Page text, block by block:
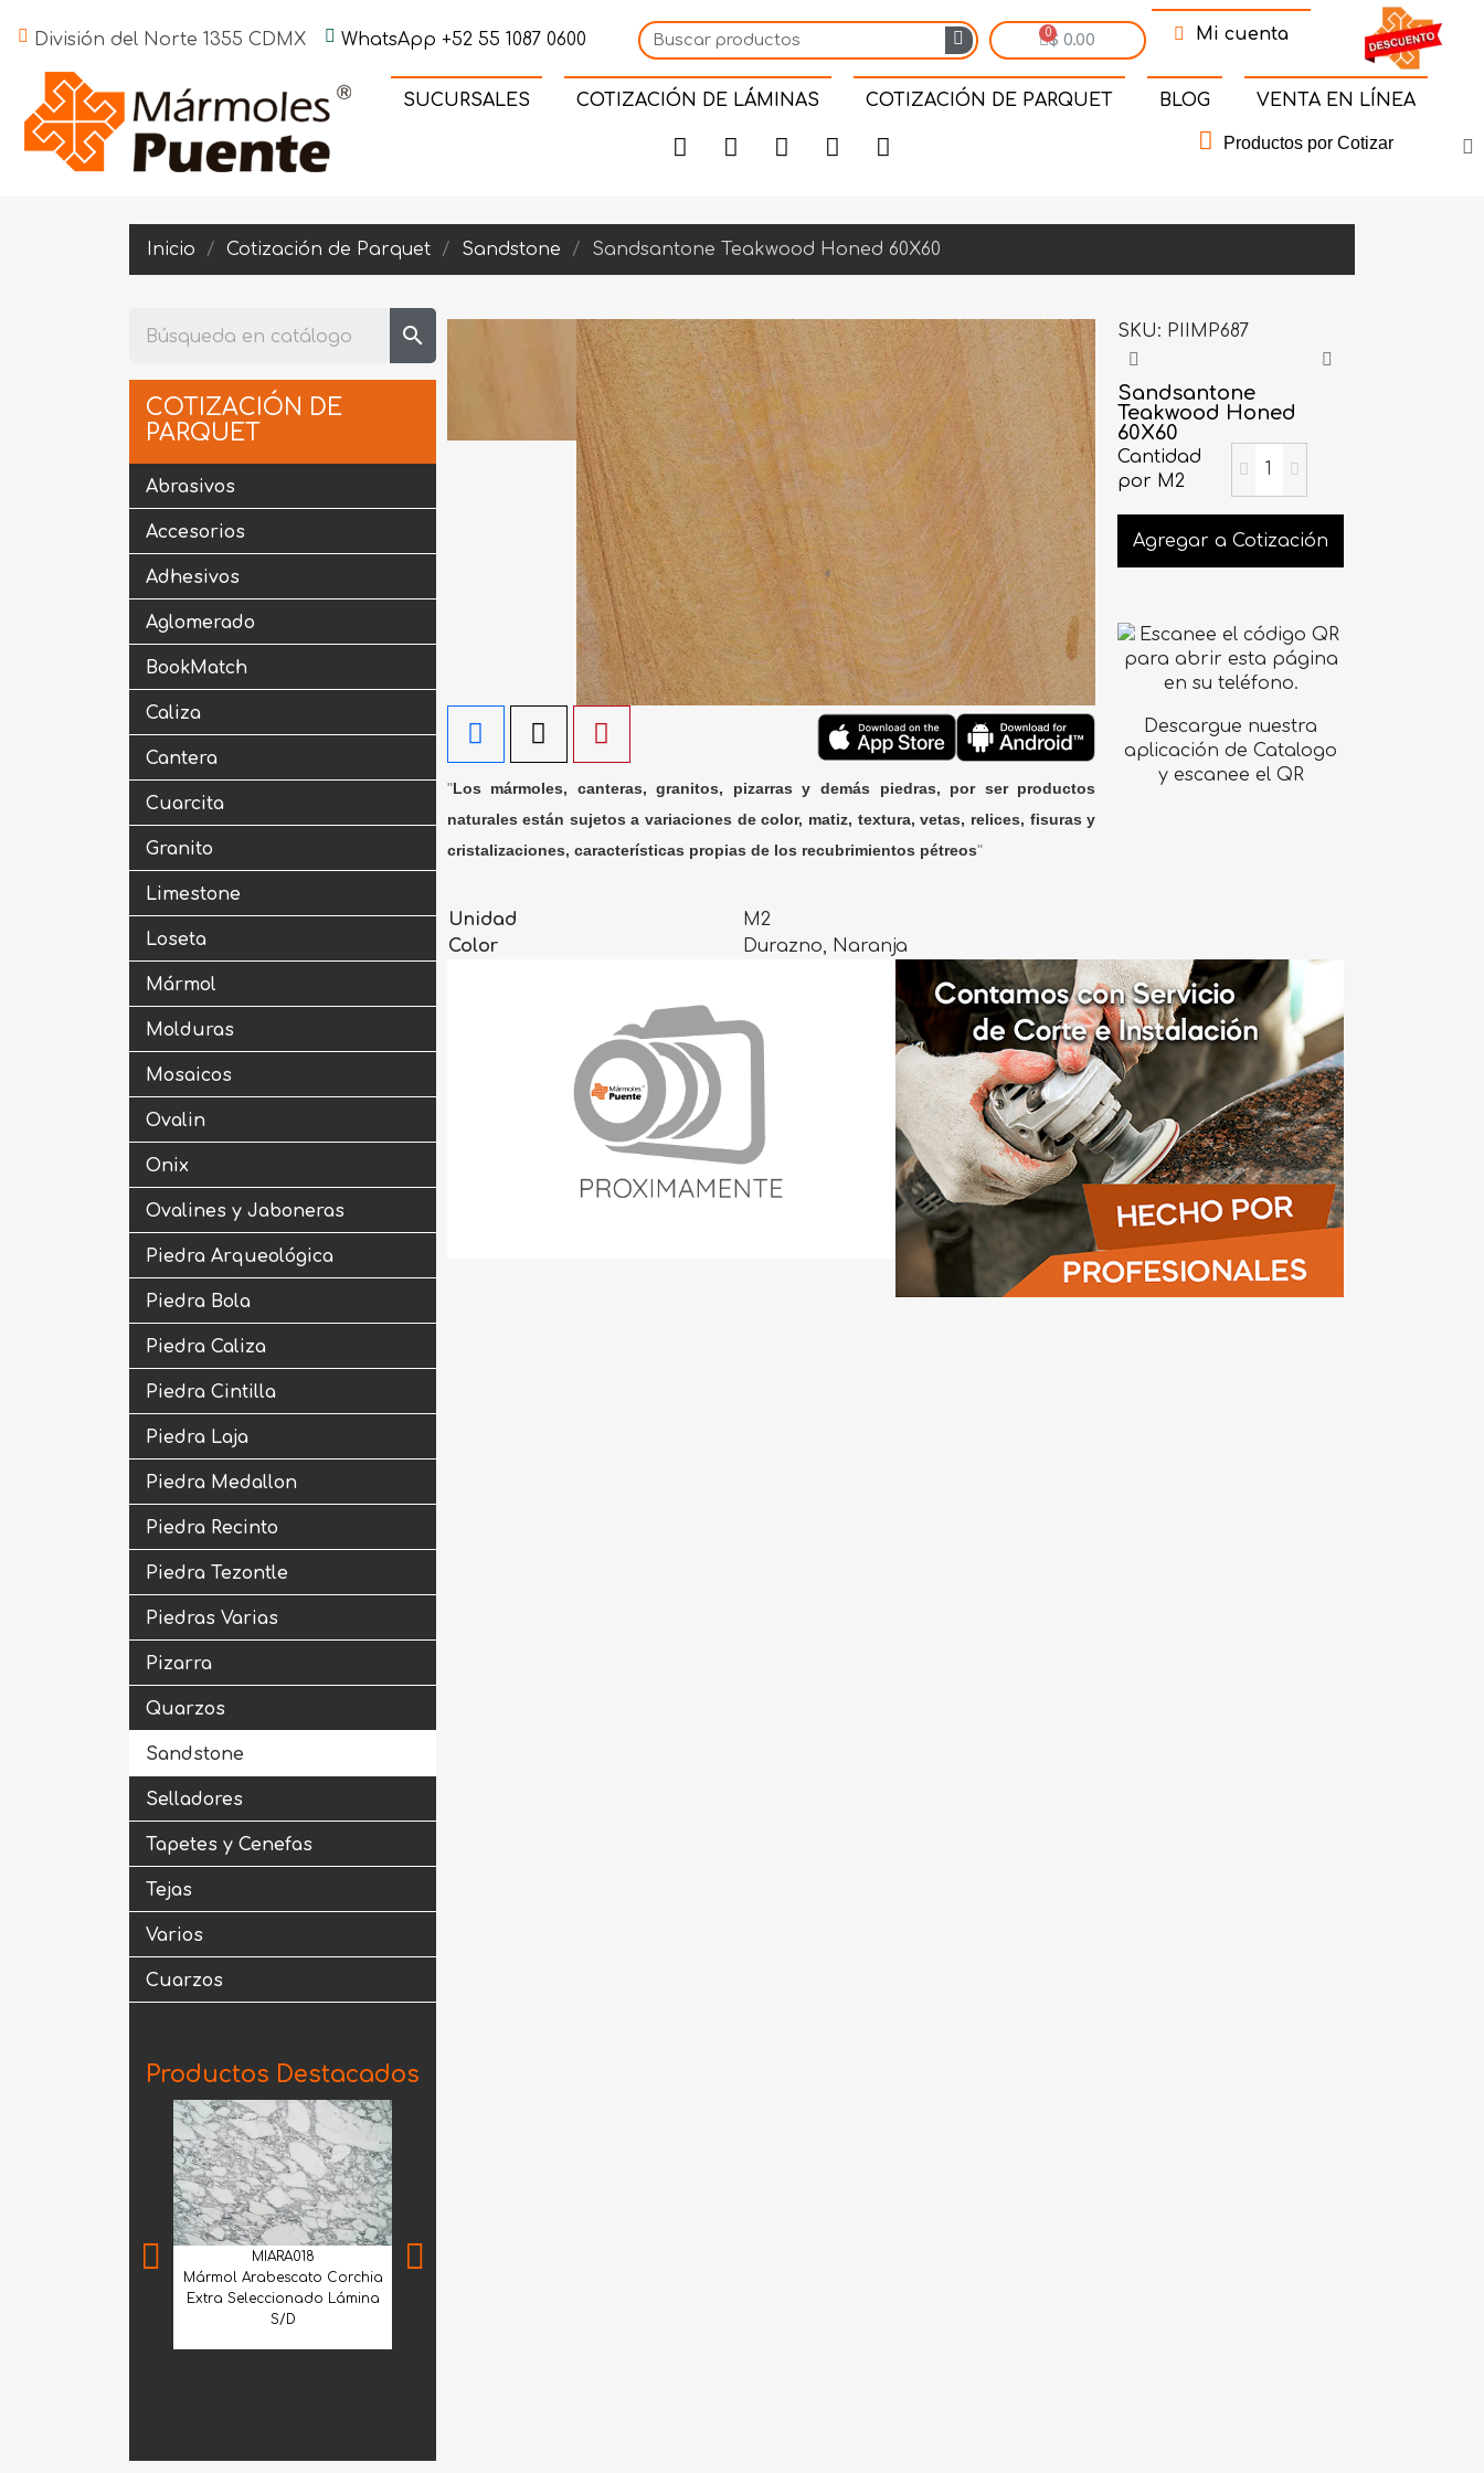
División del Norte 1355 CDMX WhatsApp +52 55 1087 0600 $ 0.00 Mi cuenta
SUCURSALES COTIZACIÓN DE LÁMINAS COTIZACIÓN DE PARQUET BLOG VENTA EN LÍNEA
Productos por Cotizar
Inicio Cotización de Parquet Sandstone Sandsantone Teakwood Honed 60X60
search
COTIZACIÓN DE
PARQUET
Abrasivos
Accesorios
Adhesivos
Aglomerado
BookMatch
Caliza
Cantera
Cuarcita
Granito
Limestone
Loseta
Mármol
Molduras
Mosaicos
Ovalin
Onix
Ovalines y Jaboneras
Piedra Arqueológica
Piedra Bola
Piedra Caliza
Piedra Cintilla
Piedra Laja
Piedra Medallon
Piedra Recinto
Piedra Tezontle
Piedras Varias
Pizarra
Quarzos
Sandstone
Selladores
Tapetes y Cenefas
Tejas
Varios
Cuarzos
Productos Destacados
MIARA018
Mármol Arabescato Corchia
Extra Seleccionado Lámina
S/D
"Los mármoles, canteras, granitos, pizarras y demás piedras, por ser productos
naturales están sujetos a variaciones de color, matiz, textura, vetas, relices, fisuras y
cristalizaciones, características propias de los recubrimientos pétreos"
SKU PIIMP687
Sandsantone
Teakwood Honed
60X60
Cantidad
por M2
Agregar a Cotización
Descargue nuestra
aplicación de Catalogo
y escanee el QR
Unidad
M2
Color
Durazno, Naranja